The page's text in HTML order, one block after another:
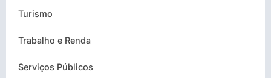
Turismo
Trabalho e Renda
Serviços Públicos